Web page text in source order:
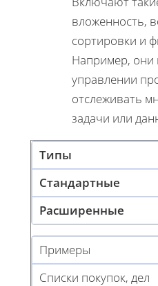
вложенность,
сортировки и
Например, они
управлении
отслеживать
задачи или
Типы
Стандартные
Расширенные
Примеры
Списки покупок, дел